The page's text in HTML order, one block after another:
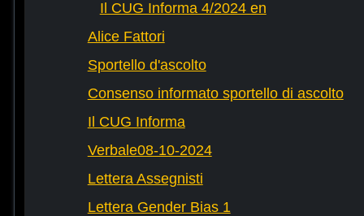
Il CUG Informa 4/2024 en
Alice Fattori
Sportello d'ascolto
Consenso informato sportello di ascolto
Il CUG Informa
Verbale08-10-2024
Lettera Assegnisti
Lettera Gender Bias 1